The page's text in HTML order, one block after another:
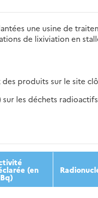
une usine de
de lixiviation en
produits sur le site
les déchets
2020
(en